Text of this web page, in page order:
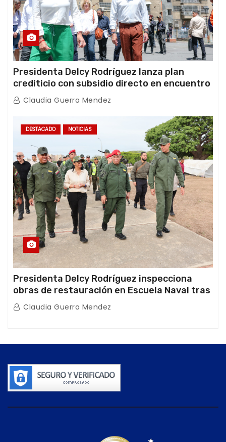
Presidenta Delcy Rodríguez lanza plan
crediticio con subsidio directo en encuentro
con Juntas de Condominio
Claudia Guerra Mendez
DESTACADO NOTICIAS
Presidenta Delcy Rodríguez inspecciona
obras de restauración en Escuela Naval tras
afectaciones sísmicas en La Guaira
Claudia Guerra Mendez